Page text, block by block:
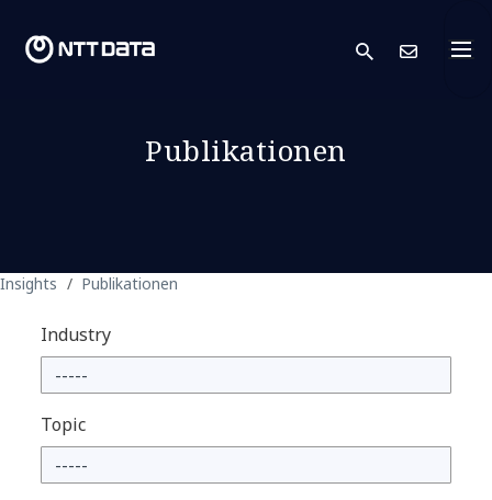
search
Publikationen
Insights Publikationen
Industry
Topic